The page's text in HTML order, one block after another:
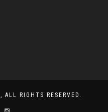
, ALL RIGHTS RESERVED.